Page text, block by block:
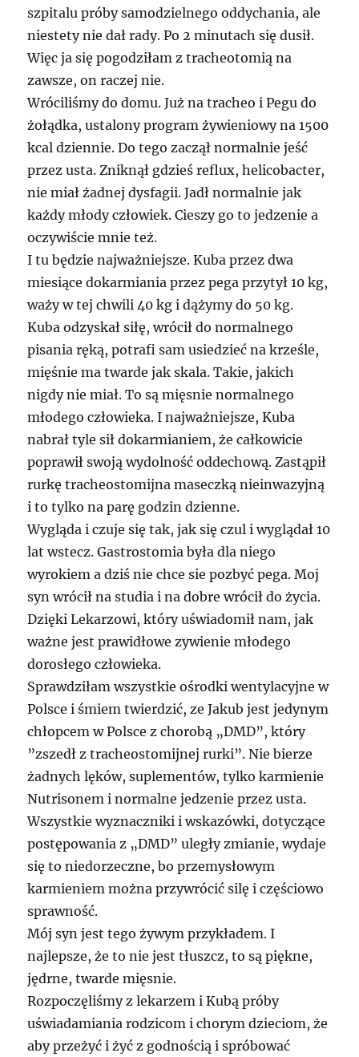
szpitalu próby samodzielnego oddychania, ale
niestety nie dał rady. Po 2 minutach się dusił.
Więc ja się pogodziłam z tracheotomią na
zawsze, on raczej nie.
Wróciliśmy do domu. Już na tracheo i Pegu do
żołądka, ustalony program żywieniowy na 1500
kcal dziennie. Do tego zaczął normalnie jeść
przez usta. Zniknął gdzieś reflux, helicobacter,
nie miał żadnej dysfagii. Jadł normalnie jak
każdy młody człowiek. Cieszy go to jedzenie a
oczywiście mnie też.
I tu będzie najważniejsze. Kuba przez dwa
miesiące dokarmiania przez pega przytył 10 kg,
waży w tej chwili 40 kg i dążymy do 50 kg.
Kuba odzyskał siłę, wrócił do normalnego
pisania ręką, potrafi sam usiedzieć na krześle,
mięśnie ma twarde jak skala. Takie, jakich
nigdy nie miał. To są mięsnie normalnego
młodego człowieka. I najważniejsze, Kuba
nabrał tyle sił dokarmianiem, że całkowicie
poprawił swoją wydolność oddechową. Zastąpił
rurkę tracheostomijna maseczką nieinwazyjną
i to tylko na parę godzin dzienne.
Wygląda i czuje się tak, jak się czul i wyglądał 10
lat wstecz. Gastrostomia była dla niego
wyrokiem a dziś nie chce sie pozbyć pega. Moj
syn wrócił na studia i na dobre wrócił do życia.
Dzięki Lekarzowi, który uświadomił nam, jak
ważne jest prawidłowe zywienie młodego
dorosłego człowieka.
Sprawdziłam wszystkie ośrodki wentylacyjne w
Polsce i śmiem twierdzić, ze Jakub jest jedynym
chłopcem w Polsce z chorobą „DMD”, który
”zszedł z tracheostomijnej rurki”. Nie bierze
żadnych lęków, suplementów, tylko karmienie
Nutrisonem i normalne jedzenie przez usta.
Wszystkie wyznaczniki i wskazówki, dotyczące
postępowania z „DMD” uległy zmianie, wydaje
się to niedorzeczne, bo przemysłowym
karmieniem można przywrócić silę i częściowo
sprawność.
Mój syn jest tego żywym przykładem. I
najlepsze, że to nie jest tłuszcz, to są piękne,
jędrne, twarde mięsnie.
Rozpoczęliśmy z lekarzem i Kubą próby
uświadamiania rodzicom i chorym dzieciom, że
aby przeżyć i żyć z godnością i spróbować